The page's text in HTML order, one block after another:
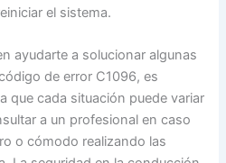
el sistema.
ayudarte a solucionar algunas
de error C1096, es
que cada situación puede variar
a un profesional en caso
o cómodo realizando las